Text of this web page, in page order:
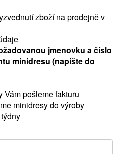
zboží na prodejně v
jmenovku a číslo
minidresu (napište do
Vám pošleme fakturu
minidresy do výroby